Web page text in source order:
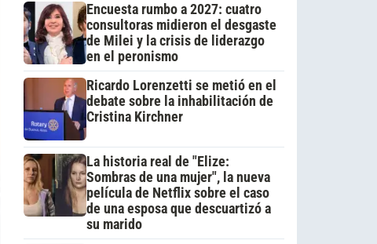
Encuesta rumbo a 2027: cuatro
consultoras midieron el desgaste
de Milei y la crisis de liderazgo
en el peronismo
Ricardo Lorenzetti se metió en el
debate sobre la inhabilitación de
Cristina Kirchner
La historia real de "Elize:
Sombras de una mujer", la nueva
película de Netflix sobre el caso
de una esposa que descuartizó a
su marido